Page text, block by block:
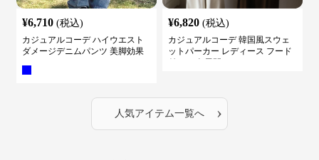
¥6,710 (税込)
カジュアルコーデ ハイウエスト
ダメージデニムパンツ 美脚効果
¥6,820 (税込)
カジュアルコーデ 韓国風スウェ
ットパーカー レディース フード
人気アイテム一覧へ ›